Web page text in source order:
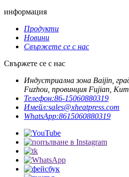
информация
Продукти
Новини
Свържете се с нас
Свържете се с нас
Индустриална зона Baijin,
Fuzhou, провинция Fujian,
Телефон:86-15060880319
Имейл:sales@xheatpress.com
WhatsApp:8615060880319